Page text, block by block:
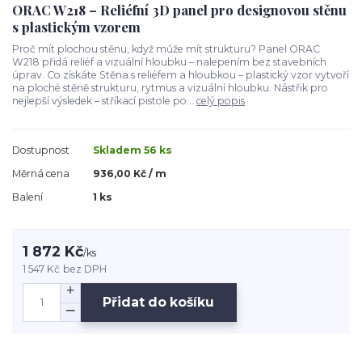
ORAC W218 – Reliéfní 3D panel pro designovou stěnu
s plastickým vzorem
Proč mít plochou stěnu, když může mít strukturu? Panel ORAC
W218 přidá reliéf a vizuální hloubku – nalepením bez stavebních
úprav. Co získáte Stěna s reliéfem a hloubkou – plastický vzor vytvoří
na ploché stěně strukturu, rytmus a vizuální hloubku. Nástřik pro
nejlepší výsledek – stříkací pistole po... celý popis
Dostupnost
Skladem 56 ks
Měrná cena
936,00 Kč / m
Balení
1 ks
1 872 Kč/ks
1 547 Kč bez DPH
Přidat do košíku